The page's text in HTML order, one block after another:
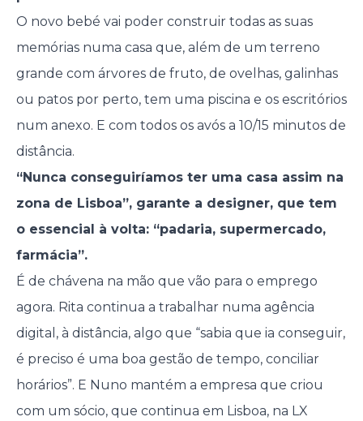
O novo bebé vai poder construir todas as suas
memórias numa casa que, além de um terreno
grande com árvores de fruto, de ovelhas, galinhas
ou patos por perto, tem uma piscina e os escritórios
num anexo. E com todos os avós a 10/15 minutos de
distância.
“Nunca conseguiríamos ter uma casa assim na
zona de Lisboa”, garante a designer, que tem
o essencial à volta: “padaria, supermercado,
farmácia”.
É de chávena na mão que vão para o emprego
agora. Rita continua a trabalhar numa agência
digital, à distância, algo que “sabia que ia conseguir,
é preciso é uma boa gestão de tempo, conciliar
horários”. E Nuno mantém a empresa que criou
com um sócio, que continua em Lisboa, na LX